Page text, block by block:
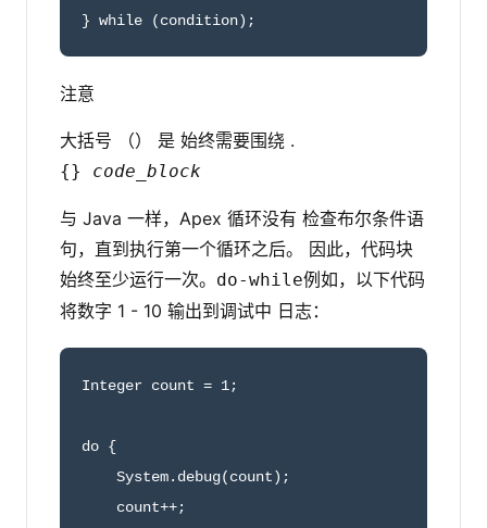
} while (condition);
注意
大括号 （） 是 始终需要围绕 .
{} code_block
与 Java 一样，Apex 循环没有 检查布尔条件语
句，直到执行第一个循环之后。 因此，代码块
始终至少运行一次。 do-while例如，以下代码
将数字 1 - 10 输出到调试中 日志：
Integer count = 1;
do {
    System.debug(count);
    count++;